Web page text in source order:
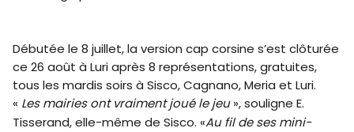
Débutée le 8 juillet, la version cap corsine s’est clôturée
ce 26 août à Luri après 8 représentations, gratuites,
tous les mardis soirs à Sisco, Cagnano, Meria et Luri.
« Les mairies ont vraiment joué le jeu», souligne E.
Tisserand, elle-même de Sisco. «Au fil de ses mini-